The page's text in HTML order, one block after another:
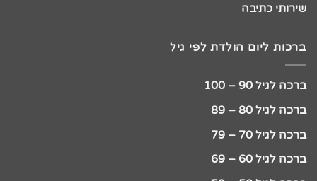
שירותי כתיבה
ברכות ליום הולדת לפי גיל
ברכה לגיל 90 – 100
ברכה לגיל 80 – 89
ברכה לגיל 70 – 79
ברכה לגיל 60 – 69